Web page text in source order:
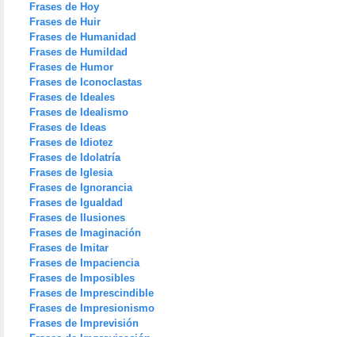
Frases de Hoy
Frases de Huir
Frases de Humanidad
Frases de Humildad
Frases de Humor
Frases de Iconoclastas
Frases de Ideales
Frases de Idealismo
Frases de Ideas
Frases de Idiotez
Frases de Idolatría
Frases de Iglesia
Frases de Ignorancia
Frases de Igualdad
Frases de Ilusiones
Frases de Imaginación
Frases de Imitar
Frases de Impaciencia
Frases de Imposibles
Frases de Imprescindible
Frases de Impresionismo
Frases de Imprevisión